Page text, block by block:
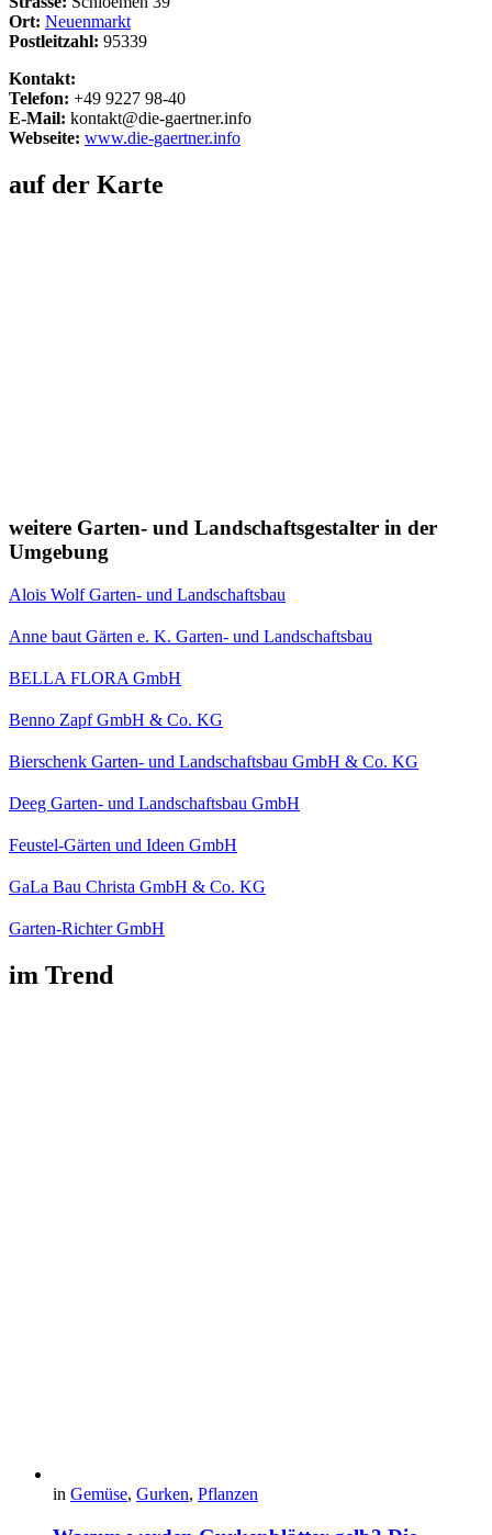
Ort: Neuenmarkt
Postleitzahl: 95339
Kontakt:
Telefon: +49 9227 98-40
E-Mail: kontakt@die-gaertner.info
Webseite: www.die-gaertner.info
auf der Karte
weitere Garten- und Landschaftsgestalter in der
Umgebung
Alois Wolf Garten- und Landschaftsbau
Anne baut Gärten e. K. Garten- und Landschaftsbau
BELLA FLORA GmbH
Benno Zapf GmbH & Co. KG
Bierschenk Garten- und Landschaftsbau GmbH & Co. KG
Deeg Garten- und Landschaftsbau GmbH
Feustel-Gärten und Ideen GmbH
GaLa Bau Christa GmbH & Co. KG
Garten-Richter GmbH
im Trend
in Gemüse, Gurken, Pflanzen